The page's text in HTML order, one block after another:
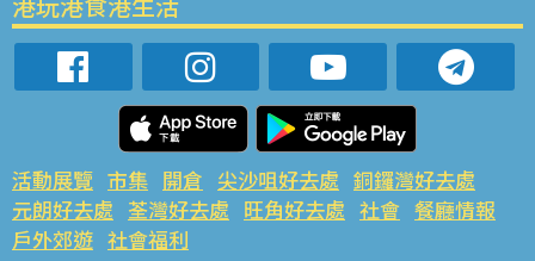
活動展覽 市集 開倉 尖沙咀好去處 銅鑼灣好去處
元朗好去處 荃灣好去處 旺角好去處 社會 餐廳情報
戶外郊遊 社會福利